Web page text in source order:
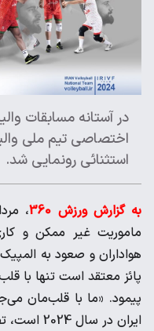
در آستانه مسابقات
اختصاصی تیم ملی
استثنائی رونمایی شد.
به گزارش ورزش 360
ماموریت غیر ممکن و
پائز معتقد است تنها با
پیمود. «ما با قلب‌مان
ایران در